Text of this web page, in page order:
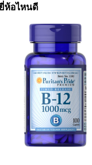
ห้อไหนดี